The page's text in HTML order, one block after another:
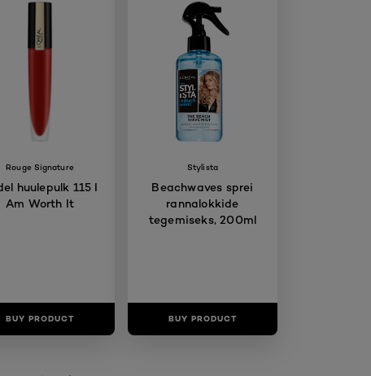
Rouge Signature
huulepulk 115 I
Am Worth It
BUY PRODUCT
Stylista
Beachwaves sprei
rannalokkide
tegemiseks, 200ml
BUY PRODUCT